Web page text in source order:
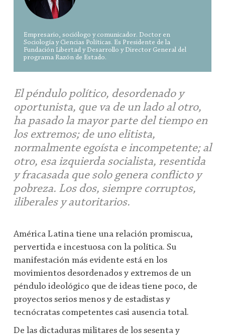
El péndulo político, desordenado y
oportunista, que va de un lado al otro,
ha pasado la mayor parte del tiempo en
los extremos; de uno elitista,
normalmente egoísta e incompetente; al
otro, esa izquierda socialista, resentida
y fracasada que solo genera conflicto y
pobreza. Los dos, siempre corruptos,
iliberales y autoritarios.
América Latina tiene una relación promiscua,
pervertida e incestuosa con la política. Su
manifestación más evidente está en los
movimientos desordenados y extremos de un
péndulo ideológico que de ideas tiene poco, de
proyectos serios menos y de estadistas y
tecnócratas competentes casi ausencia total.
De las dictaduras militares de los sesenta y
Empresario, sociólogo y comunicador. Doctor en
Sociología y Ciencias Políticas. Es Presidente de la
Fundación Libertad y Desarrollo y Director General del
programa Razón de Estado.